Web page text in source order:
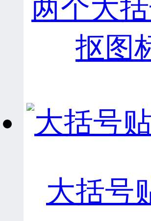
两个大
抠图
大括号